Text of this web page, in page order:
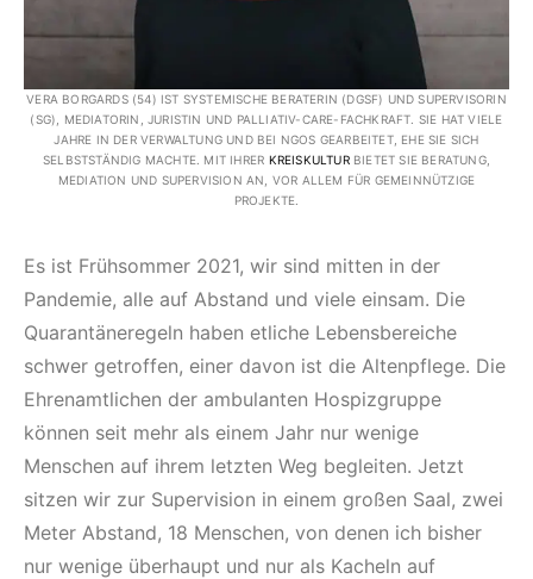
VERA BORGARDS (54) IST SYSTEMISCHE BERATERIN (DGSF) UND SUPERVISORIN
(SG), MEDIATORIN, JURISTIN UND PALLIATIV-CARE-FACHKRAFT. SIE HAT VIELE
JAHRE IN DER VERWALTUNG UND BEI NGOS GEARBEITET, EHE SIE SICH
SELBSTSTÄNDIG MACHTE. MIT IHRER KREISKULTUR BIETET SIE BERATUNG,
MEDIATION UND SUPERVISION AN, VOR ALLEM FÜR GEMEINNÜTZIGE
PROJEKTE.
Es ist Frühsommer 2021, wir sind mitten in der
Pandemie, alle auf Abstand und viele einsam. Die
Quarantäneregeln haben etliche Lebensbereiche
schwer getroffen, einer davon ist die Altenpflege. Die
Ehrenamtlichen der ambulanten Hospizgruppe
können seit mehr als einem Jahr nur wenige
Menschen auf ihrem letzten Weg begleiten. Jetzt
sitzen wir zur Supervision in einem großen Saal, zwei
Meter Abstand, 18 Menschen, von denen ich bisher
nur wenige überhaupt und nur als Kacheln auf